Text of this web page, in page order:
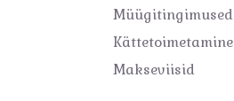
Müügitingimused
Kättetoimetamine
Makseviisid